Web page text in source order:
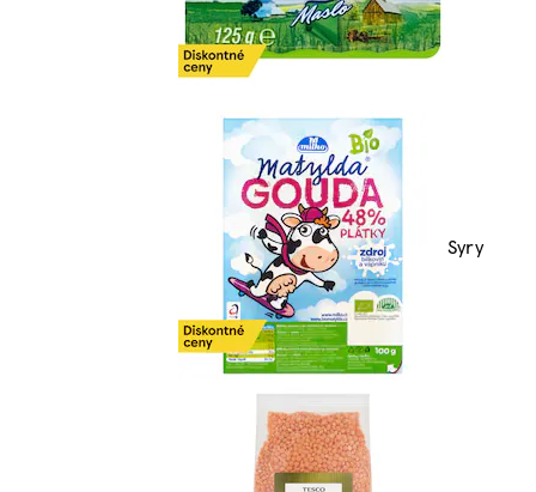
Syry